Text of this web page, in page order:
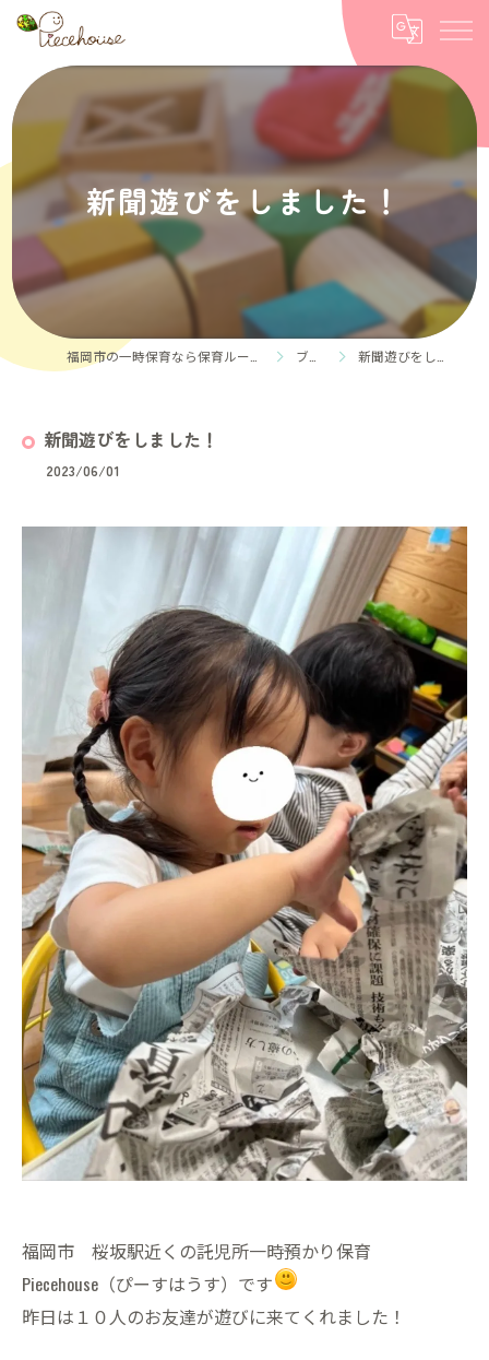
新聞遊びをしました！
ブログ 新聞遊びをしました！
新聞遊びをしました！
2023/06/01
福岡市 桜坂駅近くの託児所一時預かり保育
Piecehouse（ぴーすはうす）です
昨日は１０人のお友達が遊びに来てくれました！